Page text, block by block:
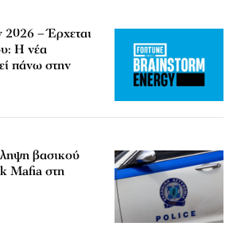
– Έρχεται
Η νέα
πάνω στην
βασικού
Mafia στη